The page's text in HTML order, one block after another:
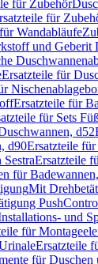
für Zubehör
für
Wandabläufe
und Geberit
Ersatzteile für
Ersatzteile für
für Sets
d52
d90Ersatzteile
Ersatzteile
für
Mit
und
für
Ersatzteile
für Duschen